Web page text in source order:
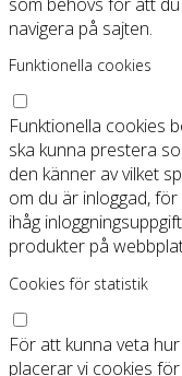
navigera på sajten.
Funktionella cookies
Funktionella cookies
ska kunna prestera
den känner av vilket
om du är inloggad,
ihåg
produkter på
Cookies för statistik
För att kunna veta
placerar vi cookies